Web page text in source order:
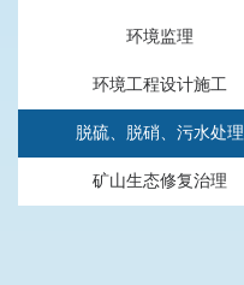
环境监理
环境工程设计施工
脱硫、脱硝、污水处理
矿山生态修复治理